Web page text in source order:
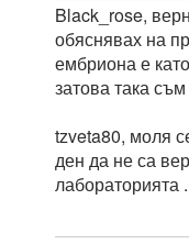
Black_rose,
обяснявах на
ембриона е
затова така
tzveta80, моля
ден да не са
лабораторията